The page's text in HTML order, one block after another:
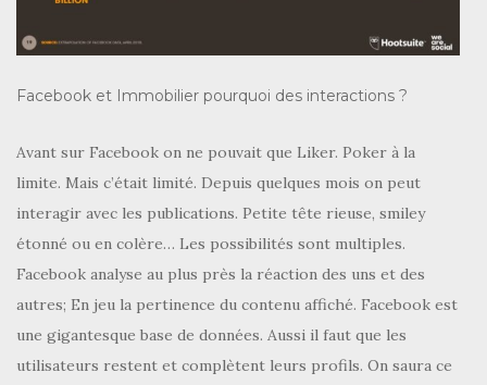
Facebook et Immobilier pourquoi des interactions ?
Avant sur Facebook on ne pouvait que Liker. Poker à la
limite. Mais c’était limité. Depuis quelques mois on peut
interagir avec les publications. Petite tête rieuse, smiley
étonné ou en colère… Les possibilités sont multiples.
Facebook analyse au plus près la réaction des uns et des
autres; En jeu la pertinence du contenu affiché. Facebook est
une gigantesque base de données. Aussi il faut que les
utilisateurs restent et complètent leurs profils. On saura ce